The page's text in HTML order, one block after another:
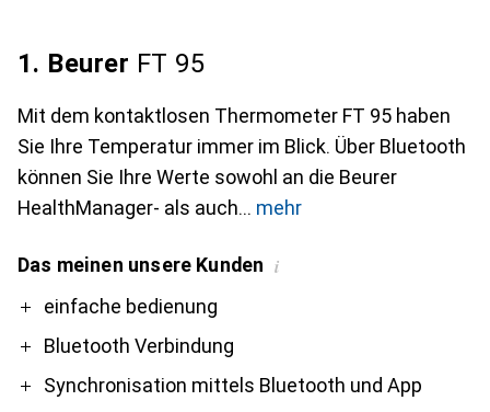
1. Beurer FT 95
Mit dem kontaktlosen Thermometer FT 95 haben
Sie Ihre Temperatur immer im Blick. Über Bluetooth
können Sie Ihre Werte sowohl an die Beurer
HealthManager- als auch
mehr
Das meinen unsere Kunden i
Proeinfache bedienung
Bluetooth Verbindung
Synchronisation mittels Bluetooth und App
Contra